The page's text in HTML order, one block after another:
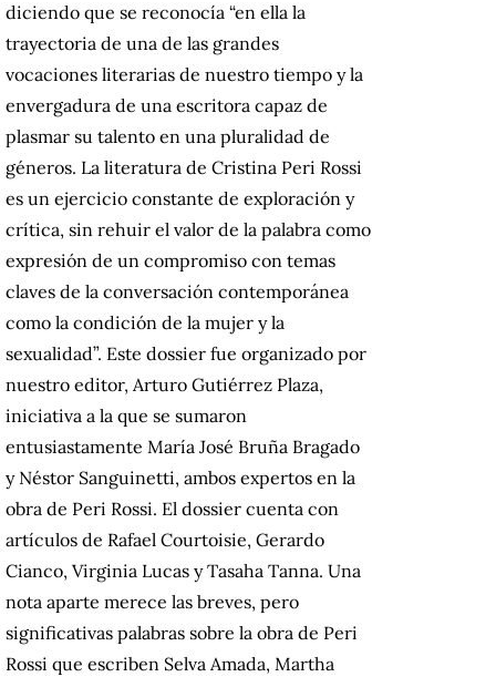
diciendo que se reconocía “en ella la
trayectoria de una de las grandes
vocaciones literarias de nuestro tiempo y la
envergadura de una escritora capaz de
plasmar su talento en una pluralidad de
géneros. La literatura de Cristina Peri Rossi
es un ejercicio constante de exploración y
crítica, sin rehuir el valor de la palabra como
expresión de un compromiso con temas
claves de la conversación contemporánea
como la condición de la mujer y la
sexualidad”. Este dossier fue organizado por
nuestro editor, Arturo Gutiérrez Plaza,
iniciativa a la que se sumaron
entusiastamente María José Bruña Bragado
y Néstor Sanguinetti, ambos expertos en la
obra de Peri Rossi. El dossier cuenta con
artículos de Rafael Courtoisie, Gerardo
Cianco, Virginia Lucas y Tasaha Tanna. Una
nota aparte merece las breves, pero
significativas palabras sobre la obra de Peri
Rossi que escriben Selva Amada, Martha